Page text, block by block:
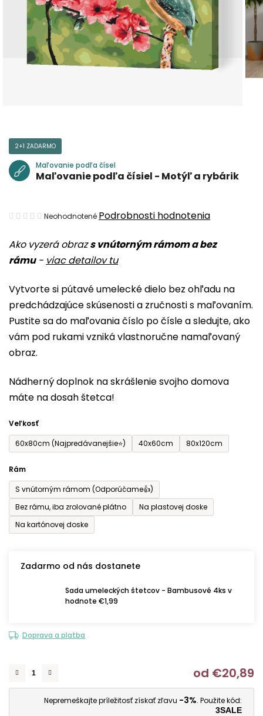
Ako vyzerá obrazs vnútorným rámom a bez
rámu- viac detailov tu
Vytvorte si pútavé umelecké dielo bez ohľadu na
predchádzajúce skúsenosti a zručnosti s maľovaním.
Pustite sa do maľovania číslo po čísle a sledujte, ako
vám pod rukami vzniká vlastnoručne namaľovaný
obraz.
Nádherný doplnok na skrášlenie svojho domova
máte na dosah štetca!
Veľkosť
60x80cm (Najpredávanejšie⭐)
40x60cm 80x120cm
Rám
S vnútorným rámom (Odporúčame👍)
Bez rámu, iba zrolované plátno
Na plastovej doske
Na kartónovej doske
Zadarmo od nás dostanete
Sada umeleckých štetcov - Bambusové 4ks v
hodnote €1,99
Doprava a platba
od €20,89
Nepremeškajte príležitosť získať zľavu -3%. Použite kód:
3SALE
2+1 ZADARMO
Maľovanie podľa čísel
Maľovanie podľa čísiel - Motýľ a rybárik
Priemerné
produktu
je
z
5
hviezdičiek.
Neohodnotené Podrobnosti hodnotenia